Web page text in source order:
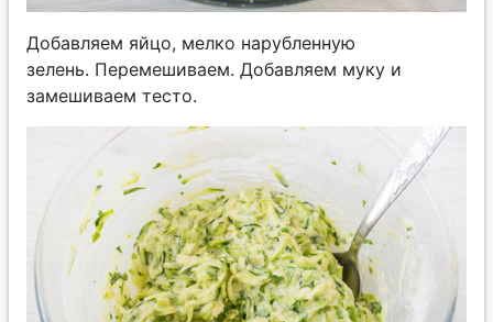
Добавляем яйцо, мелко нарубленную
зелень. Перемешиваем. Добавляем муку и
замешиваем тесто.